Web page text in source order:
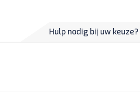
Hulp nodig bij uw keuze?